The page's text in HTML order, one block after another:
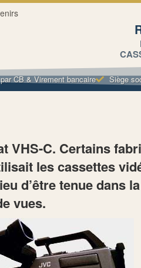
CB & Virement bancaire Siège
VHS-C. Certains
les cassettes
d’être tenue dans
vues.